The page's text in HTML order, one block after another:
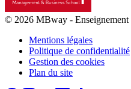
© 2026 MBway -
Mentions légales
Politique de confidentialité
Gestion des cookies
Plan du site